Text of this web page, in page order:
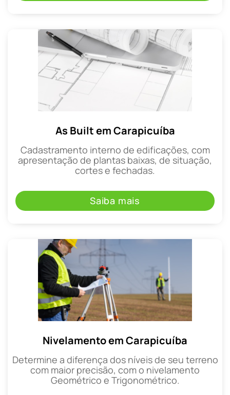
As Built em Carapicuíba
Cadastramento interno de edificações, com
apresentação de plantas baixas, de situação,
cortes e fechadas.
Saiba mais
Nivelamento em Carapicuíba
Determine a diferença dos níveis de seu terreno
com maior precisão, com o nivelamento
Geométrico e Trigonométrico.